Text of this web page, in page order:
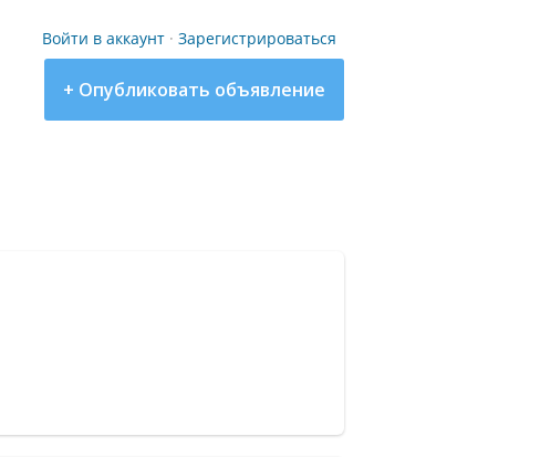
Войти в аккаунт · Зарегистрироваться
+ Опубликовать объявление